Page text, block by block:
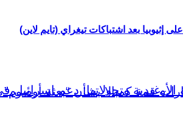
إثيوبيا بعد اشتباكات تيغراي (تايم لاين)